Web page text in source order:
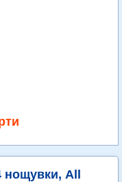
All